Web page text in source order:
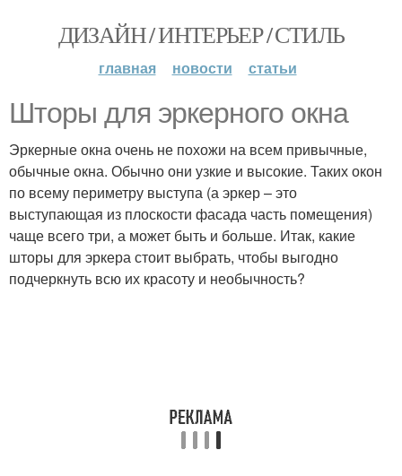
ДИЗАЙН / ИНТЕРЬЕР / СТИЛЬ
главная новости статьи
Шторы для эркерного окна
Эркерные окна очень не похожи на всем привычные,
обычные окна. Обычно они узкие и высокие. Таких окон
по всему периметру выступа (а эркер – это
выступающая из плоскости фасада часть помещения)
чаще всего три, а может быть и больше. Итак, какие
шторы для эркера стоит выбрать, чтобы выгодно
подчеркнуть всю их красоту и необычность?